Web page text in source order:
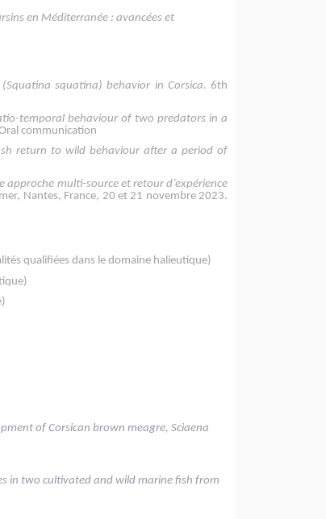
en Méditerranée : avancées et
squatina) behavior in Corsica. 6th
temporal behaviour of two predators in a
communication
return to wild behaviour after a period of
approche multi-source et retour d’expérience
Nantes, France, 20 et 21 novembre 2023.
qualifiées dans le domaine halieutique)
of Corsican brown meagre, Sciaena
in two cultivated and wild marine fish from